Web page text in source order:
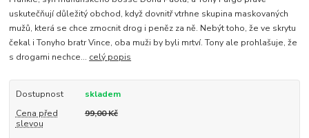
uskutečňují důležitý obchod, když dovnitř vtrhne skupina maskovaných
mužů, která se chce zmocnit drog i peněz za ně. Nebýt toho, že ve skrytu
čekal i Tonyho bratr Vince, oba muži by byli mrtví. Tony ale prohlašuje, že
s drogami nechce... celý popis
Dostupnost
skladem
Cena před
slevou
99,00 Kč